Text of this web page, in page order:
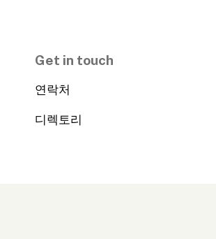
Get in touch
연락처
디렉토리